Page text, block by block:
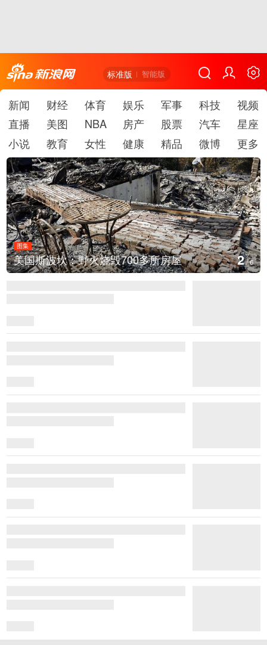
标准版 智能版
新闻 财经 体育 娱乐 军事 科技
视频
直播
美图 NBA 房产 股票 汽车
星座
小说
教育 女性 健康 精品 微博 更多
图集
叙利亚：大马士革发生爆炸 3/6